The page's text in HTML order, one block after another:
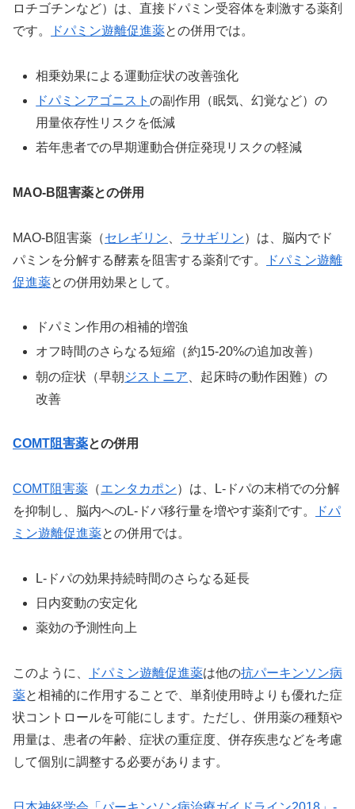
ロチゴチンなど）は、直接ドパミン受容体を刺激する薬剤
です。
ドパミン遊離促進薬との併用では。
相乗効果による運動症状の改善強化
ドパミンアゴニストの副作用（眠気、幻覚など）の
用量依存性リスクを低減
若年患者での早期運動合併症発現リスクの軽減
MAO-B阻害薬との併用
MAO-B阻害薬（セレギリン ラサギリン）は、脳内でド
パミンを分解する酵素を阻害する薬剤です。
ドパミン遊離
促進薬との併用効果として。
ドパミン作用の相補的増強
オフ時間のさらなる短縮（約15-20%の追加改善）
朝の症状（早朝ジストニア 、起床時の動作困難）の
改善
COMT阻害薬との併用
COMT阻害薬 （エンタカポン）は、L-ドパの末梢での分解
を抑制し、脳内へのL-ドパ移行量を増やす薬剤です。
ドパ
ミン遊離促進薬との併用では。
L-ドパの効果持続時間のさらなる延長
日内変動の安定化
薬効の予測性向上
このように、 ドパミン遊離促進薬は他の抗パーキンソン病
薬と相補的に作用することで、単剤使用時よりも優れた症
状コントロールを可能にします。ただし、併用薬の種類や
用量は、患者の年齢、症状の重症度、併存疾患などを考慮
して個別に調整する必要があります。